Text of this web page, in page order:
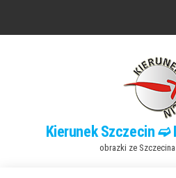
Kierunek Szczecin ➫
obrazki ze